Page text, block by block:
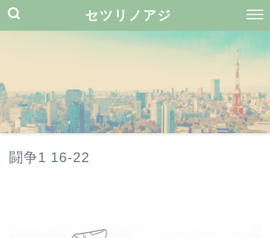
セツリノアジ
闘争1 16-22